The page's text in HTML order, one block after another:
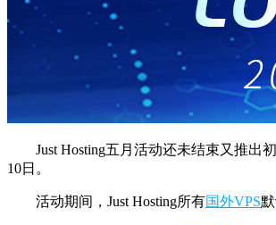
Just Hosting五月活动还未结束又推
10日。
活动期间，Just Hosting所有国外VPS